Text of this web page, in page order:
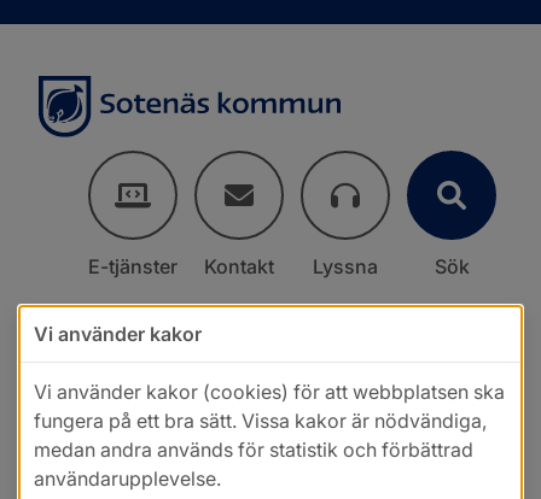
E-tjänster Kontakt Lyssna Sök
Vi använder kakor
Vi använder kakor (cookies) för att webbplatsen ska
fungera på ett bra sätt. Vissa kakor är nödvändiga,
medan andra används för statistik och förbättrad
användarupplevelse.